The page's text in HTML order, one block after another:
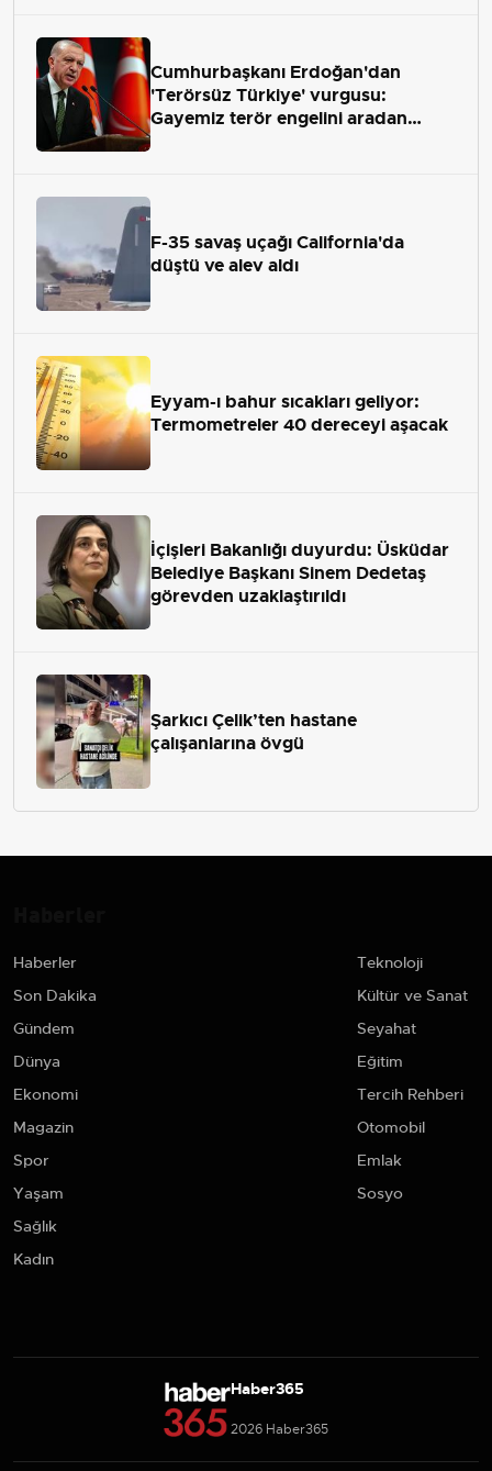
Cumhurbaşkanı Erdoğan'dan
'Terörsüz Türkiye' vurgusu:
Gayemiz terör engelini aradan
F-35 savaş uçağı California'da
düştü ve alev aldı
Eyyam-ı bahur sıcakları geliyor:
Termometreler 40 dereceyi aşacak
İçişleri Bakanlığı duyurdu: Üsküdar
Belediye Başkanı Sinem Dedetaş
görevden uzaklaştırıldı
Şarkıcı Çelik’ten hastane
çalışanlarına övgü
Haberler
Son Dakika
Gündem
Dünya
Ekonomi
Magazin
Spor
Yaşam
Sağlık
Kadın
Teknoloji
Kültür ve Sanat
Seyahat
Eğitim
Tercih Rehberi
Otomobil
Emlak
Sosyo
Haber365
2026 Haber365